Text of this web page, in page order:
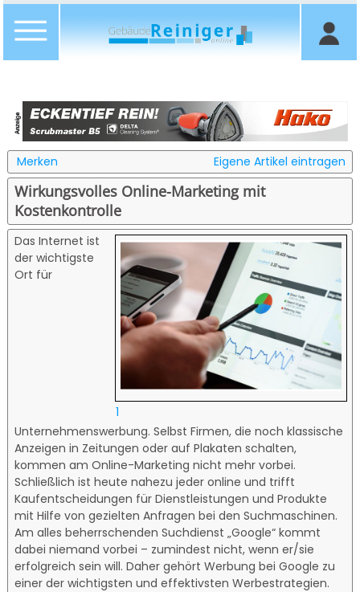
Merken Eigene Artikel eintragen
Wirkungsvolles Online-Marketing mit
Kostenkontrolle
1
Das Internet ist
der wichtigste
Ort für
Unternehmenswerbung. Selbst Firmen, die noch klassische
Anzeigen in Zeitungen oder auf Plakaten schalten,
kommen am Online-Marketing nicht mehr vorbei.
Schließlich ist heute nahezu jeder online und trifft
Kaufentscheidungen für Dienstleistungen und Produkte
mit Hilfe von gezielten Anfragen bei den Suchmaschinen.
Am alles beherrschenden Suchdienst „Google“ kommt
dabei niemand vorbei – zumindest nicht, wenn er/sie
erfolgreich sein will. Daher gehört Werbung bei Google zu
einer der wichtigsten und effektivsten Werbestrategien.